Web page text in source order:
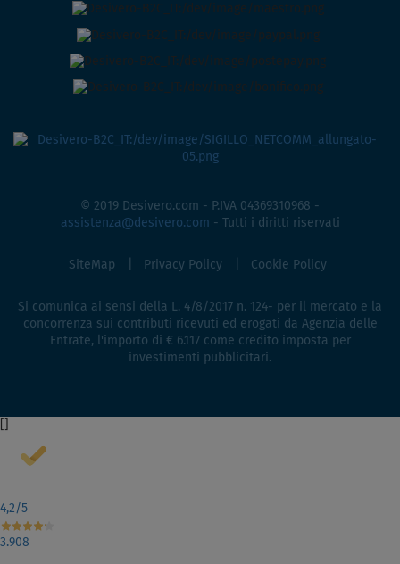
© 2019 Desivero.com - P.IVA 04369310968 -
assistenza@desivero.com - Tutti i diritti riservati
SiteMap Privacy Policy Cookie Policy
Si comunica ai sensi della L. 4/8/2017 n. 124- per il mercato e la
concorrenza sui contributi ricevuti ed erogati da Agenzia delle
Entrate, l'importo di € 6.117 come credito imposta per
investimenti pubblicitari.
4,2 /5
3.908